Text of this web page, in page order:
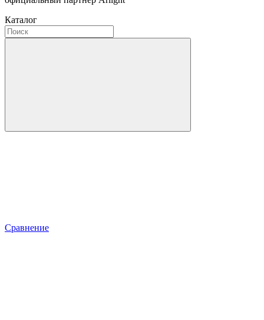
Каталог
Сравнение